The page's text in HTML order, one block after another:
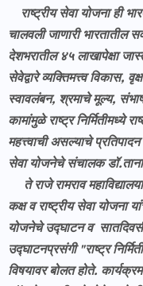
राष्ट्रीय सेवा योजना ही
चालवली जाणारी भारतातील
देशभरातील ४५ लाखापेक्षा
सेवेद्वारे व्यक्तिमत्त्व विकास,
स्वावलंबन, श्रमाचे मूल्य,
कामांमुळे राष्ट्र निर्मितीमध्ये
महत्त्वाची असल्याचे प्रतिपादन
सेवा योजनेचे संचालक
ते राजे रामराव
कक्ष व राष्ट्रीय सेवा योजना
योजनेचे उद्घाटन व सातदिवसीय
उद्घाटनप्रसंगी "राष्ट्र
विषयावर बोलत होते.